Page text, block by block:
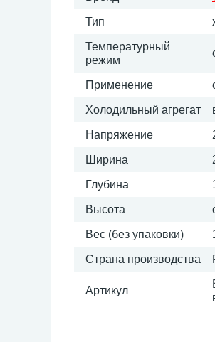
Тип
Температурный
режим
Применение
Холодильный агрегат
Напряжение
Ширина
Глубина
Высота
Вес (без упаковки)
Страна производства
Артикул